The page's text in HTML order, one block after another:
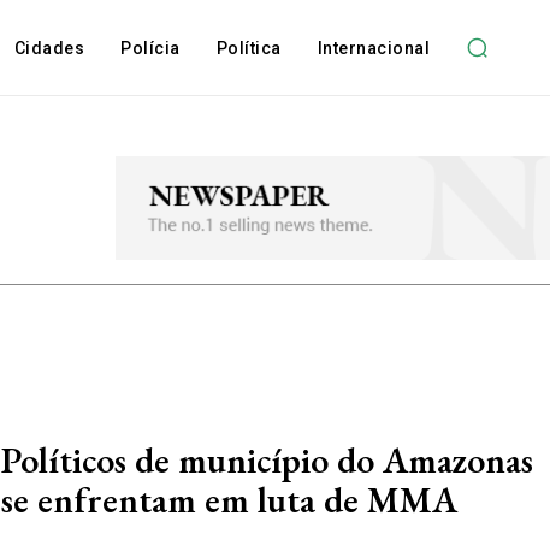
Cidades Polícia Política Internacional
Políticos de município do Amazonas
se enfrentam em luta de MMA